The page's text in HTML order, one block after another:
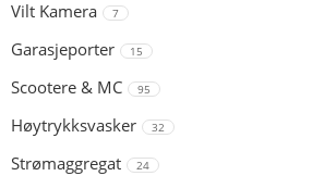
Vilt Kamera 7
Garasjeporter 15
Scootere & MC 95
Høytrykksvasker 32
Strømaggregat 24